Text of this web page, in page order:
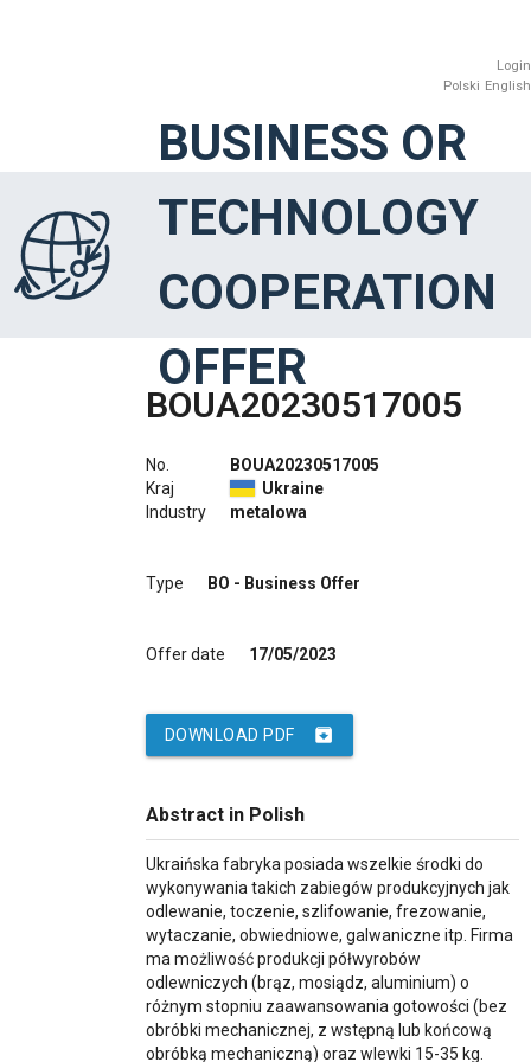
Login
Polski English
BUSINESS OR
TECHNOLOGY
COOPERATION
OFFER
BOUA20230517005
No.
Kraj
Industry
BOUA20230517005
Ukraine
metalowa
Type BO - Business Offer
Offer date 17/05/2023
archive
DOWNLOAD PDF
Abstract in Polish
Ukraińska fabryka posiada wszelkie środki do
wykonywania takich zabiegów produkcyjnych jak
odlewanie, toczenie, szlifowanie, frezowanie,
wytaczanie, obwiedniowe, galwaniczne itp. Firma
ma możliwość produkcji półwyrobów
odlewniczych (brąz, mosiądz, aluminium) o
różnym stopniu zaawansowania gotowości (bez
obróbki mechanicznej, z wstępną lub końcową
obróbką mechaniczną) oraz wlewki 15-35 kg.